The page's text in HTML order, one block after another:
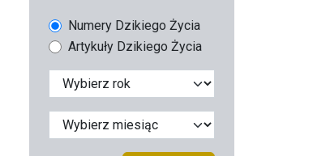
Numery Dzikiego Życia
Artykuły Dzikiego Życia